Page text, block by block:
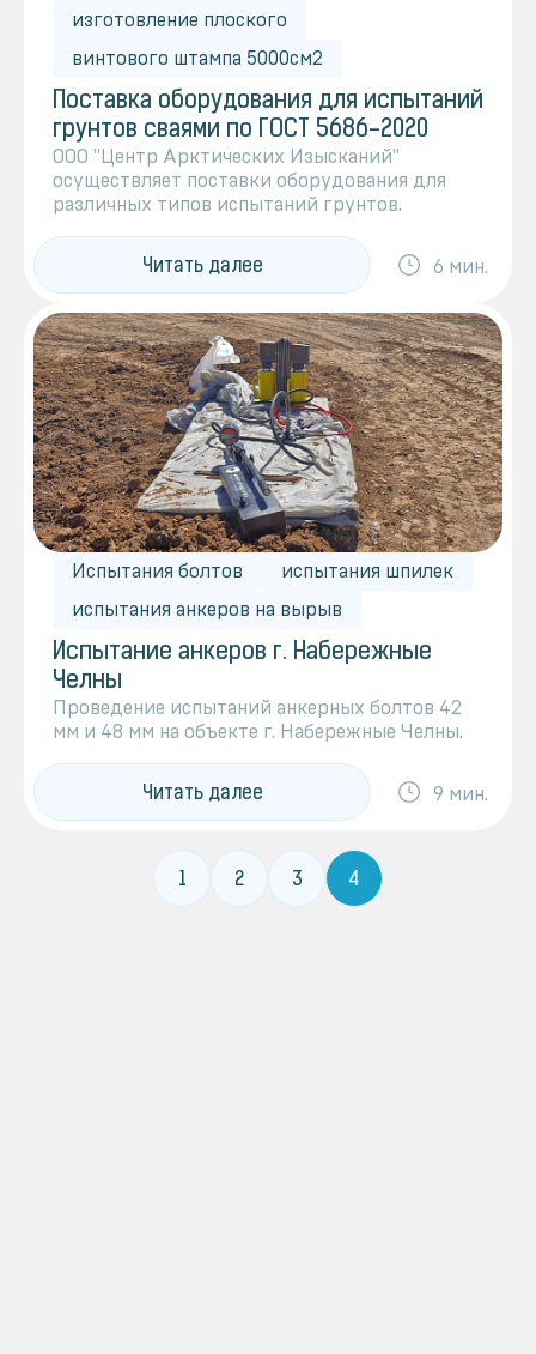
изготовление плоского
винтового штампа 5000см2
6 мин.
Поставка оборудования для испытаний
грунтов сваями по ГОСТ 5686-2020
ООО "Центр Арктических Изысканий"
осуществляет поставки оборудования для
различных типов испытаний грунтов.
Читать далее
Испытания болтов
испытания шпилек
испытания анкеров на вырыв
9 мин.
Испытание анкеров г. Набережные
Челны
Проведение испытаний анкерных болтов 42
мм и 48 мм на объекте г. Набережные Челны.
Читать далее
1 2 3 4